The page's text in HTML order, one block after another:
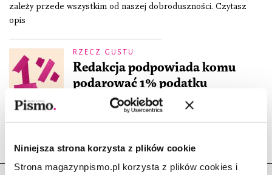
Niniejsza strona korzysta z plików cookie
Strona magazynpismo.pl korzysta z plików cookies i
zależy przede wszystkim od naszej dobroduszności. Czytasz
opis
RZECZ GUSTU
Redakcja podpowiada komu
podarować 1% podatku